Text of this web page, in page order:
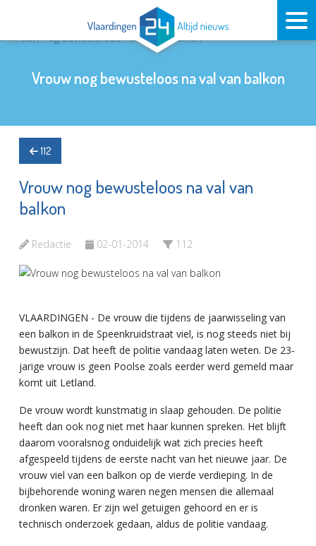
Vrouw nog bewusteloos na val van balkon
112
Vrouw nog bewusteloos na val van
balkon
Redactie 02-01-2014 112
VLAARDINGEN - De vrouw die tijdens de jaarwisseling van
een balkon in de Speenkruidstraat viel, is nog steeds niet bij
bewustzijn. Dat heeft de politie vandaag laten weten. De 23-
jarige vrouw is geen Poolse zoals eerder werd gemeld maar
komt uit Letland.
De vrouw wordt kunstmatig in slaap gehouden. De politie
heeft dan ook nog niet met haar kunnen spreken. Het blijft
daarom vooralsnog onduidelijk wat zich precies heeft
afgespeeld tijdens de eerste nacht van het nieuwe jaar. De
vrouw viel van een balkon op de vierde verdieping. In de
bijbehorende woning waren negen mensen die allemaal
dronken waren. Er zijn wel getuigen gehoord en er is
technisch onderzoek gedaan, aldus de politie vandaag.